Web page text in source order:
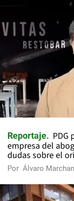
Reportaje
PDG
empresa del
dudas sobre el
Por Álvaro